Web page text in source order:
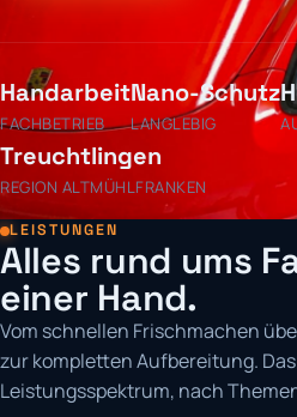
Handarbeit
FACHBETRIEB
Nano-Schutz
LANGLEBIG
Treuchtlingen
REGION ALTMÜHLFRANKEN
LEISTUNGEN
Alles rund ums
einer Hand.
Vom schnellen Frischmachen
zur kompletten Aufbereitung.
Leistungsspektrum, nach